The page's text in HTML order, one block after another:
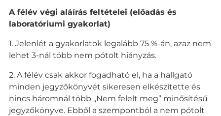
A félév végi aláírás feltételei (előadás és
laboratóriumi gyakorlat)
1. Jelenlét a gyakorlatok legalább 75 %-án, azaz nem
lehet 3-nál több nem pótolt hiányzás.
2. A félév csak akkor fogadható el, ha a hallgató
minden jegyzőkönyvét sikeresen elkészítette és
nincs háromnál több „Nem felelt meg” minősítésű
jegyzőkönyve. Ebből a szempontból a nem pótolt